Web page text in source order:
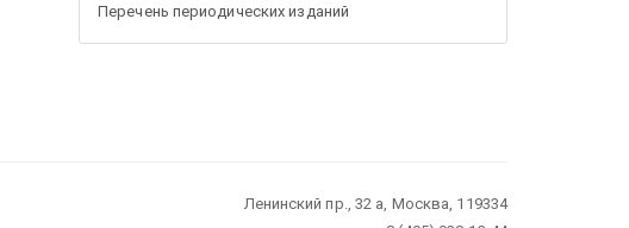
Перечень периодических изданий
Ленинский пр., 32 а, Москва, 119334